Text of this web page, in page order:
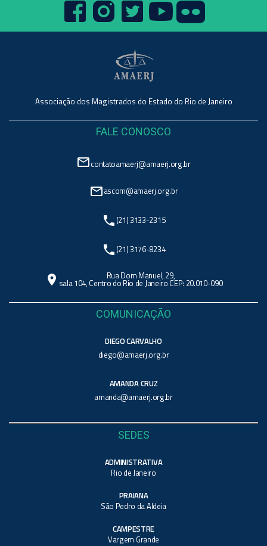
Associação dos Magistrados do Estado do Rio de Janeiro
FALE CONOSCO
mail_outlinecontatoamaerj@amaerj.org.br
mail_outlineascom@amaerj.org.br
phone (21) 3133-2315
phone (21) 3176-8234
location_on Rua Dom Manuel, 29,
sala 104, Centro do Rio de Janeiro CEP: 20.010-090
COMUNICAÇÃO
DIEGO CARVALHO
diego@amaerj.org.br
AMANDA CRUZ
amanda@amaerj.org.br
SEDES
ADMINISTRATIVA
Rio de Janeiro
PRAIANA
São Pedro da Aldeia
CAMPESTRE
Vargem Grande